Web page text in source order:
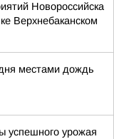
Новороссийска
Верхнебаканском
местами дождь
успешного урожая